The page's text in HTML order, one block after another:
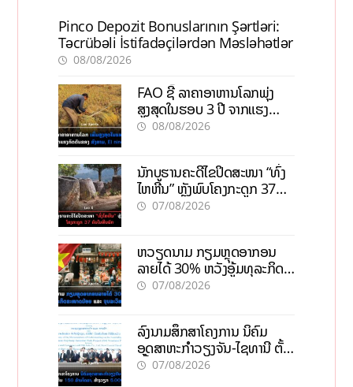
Pinco Depozit Bonuslarının Şərtləri:
Təcrübəli İstifadəçilərdən Məsləhətlər
08/08/2026
FAO ຊີ້ ລາຄາອາຫານໂລກພຸ່ງ
ສູງສຸດໃນຮອບ 3 ປີ ຈາກແຮງ
ກົດດັນຂອງສົງຄາມ, El nino
08/08/2026
ນັກບູຮານຄະດີໄຂປິດສະໜາ “ທົ່ງ
ໄຫຫີນ” ຫຼັງພົບໂຄງກະດູກ 37
ຄົນໃນຫີນຍັກ
07/08/2026
ຫວຽດນາມ ກຽມຫຼຸດອາກອນ
ລາຍໄດ້ 30% ຫວັງອູ້ມທຸລະກິດ
ຂະໜາດນ້ອຍ ແລະ ຈຸນລະ
07/08/2026
ລົງນາມສຶກສາໂຄງການ ນິຄົມ
ອຸດສາຫະກຳວຽງຈັນ-ໄຊທານີ ຕັ້ງ
ເປົ້າດຶງທຶນ 150 ລ້ານໂດລາ, ສ້າງ
07/08/2026